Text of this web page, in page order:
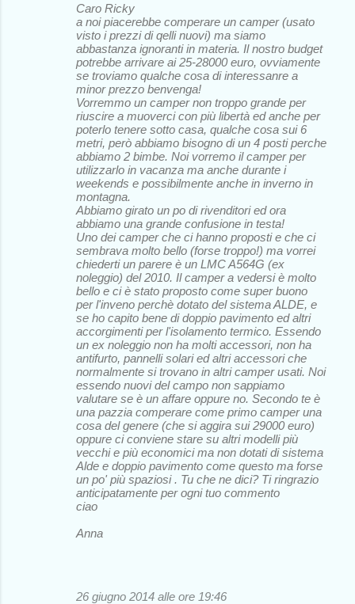
Caro Ricky
a noi piacerebbe comperare un camper (usato
visto i prezzi di qelli nuovi) ma siamo
abbastanza ignoranti in materia. Il nostro budget
potrebbe arrivare ai 25-28000 euro, ovviamente
se troviamo qualche cosa di interessanre a
minor prezzo benvenga!
Vorremmo un camper non troppo grande per
riuscire a muoverci con più libertà ed anche per
poterlo tenere sotto casa, qualche cosa sui 6
metri, però abbiamo bisogno di un 4 posti perche
abbiamo 2 bimbe. Noi vorremo il camper per
utilizzarlo in vacanza ma anche durante i
weekends e possibilmente anche in inverno in
montagna.
Abbiamo girato un po di rivenditori ed ora
abbiamo una grande confusione in testa!
Uno dei camper che ci hanno proposti e che ci
sembrava molto bello (forse troppo!) ma vorrei
chiederti un parere è un LMC A564G (ex
noleggio) del 2010. Il camper a vedersi è molto
bello e ci è stato proposto come super buono
per l'inveno perchè dotato del sistema ALDE, e
se ho capito bene di doppio pavimento ed altri
accorgimenti per l'isolamento termico. Essendo
un ex noleggio non ha molti accessori, non ha
antifurto, pannelli solari ed altri accessori che
normalmente si trovano in altri camper usati. Noi
essendo nuovi del campo non sappiamo
valutare se è un affare oppure no. Secondo te è
una pazzia comperare come primo camper una
cosa del genere (che si aggira sui 29000 euro)
oppure ci conviene stare su altri modelli più
vecchi e più economici ma non dotati di sistema
Alde e doppio pavimento come questo ma forse
un po' più spaziosi . Tu che ne dici? Ti ringrazio
anticipatamente per ogni tuo commento
ciao
Anna
26 giugno 2014 alle ore 19:46